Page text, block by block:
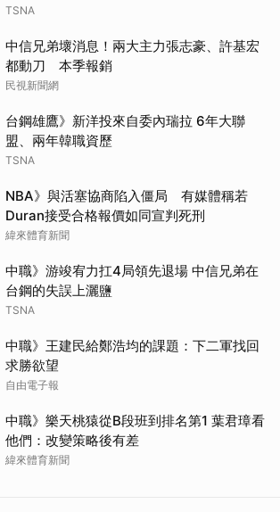
TSNA
中信兄弟壞消息！兩大主力張志豪、許基宏
都動刀 本季報銷
民視新聞網
台鋼雄鷹》新洋投來自委內瑞拉 6年大聯
盟、兩年韓職資歷
TSNA
NBA》與活塞協商陷入僵局 有媒體稱若
Duran接受合格報價如同宣判死刑
緯來體育新聞
中職》游竣宥力扛4局領先退場 中信兄弟在
台鋼的失誤上灑鹽
TSNA
中職》王建民給鄭浩均的課題：下二軍找回
求勝欲望
自由電子報
中職》樂天桃猿從B段班到排名第1 葉君璋看
他們：改變策略後有差
緯來體育新聞
取消